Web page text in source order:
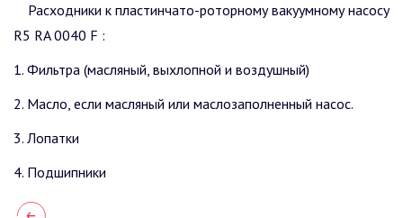
Расходники к пластинчато-роторному вакуумному насосу
R5 RA 0040 F :
1. Фильтра (масляный, выхлопной и воздушный)
2. Масло, если масляный или маслозаполненный насос.
3. Лопатки
4. Подшипники